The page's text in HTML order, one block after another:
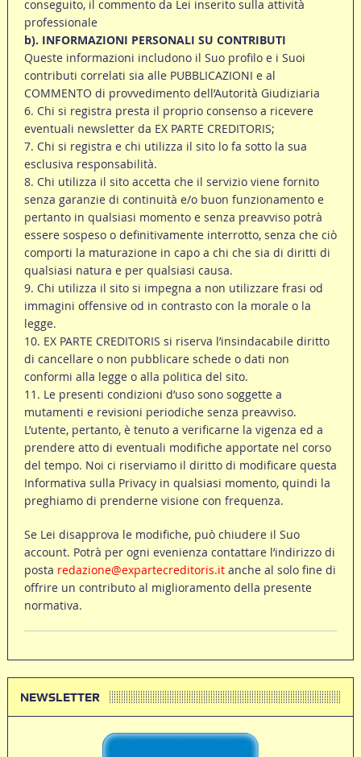
conseguito, il commento da Lei inserito sulla attività
professionale
b). INFORMAZIONI PERSONALI SU CONTRIBUTI
Queste informazioni includono il Suo profilo e i Suoi
contributi correlati sia alle PUBBLICAZIONI e al
COMMENTO di provvedimento dell’Autorità Giudiziaria
6. Chi si registra presta il proprio consenso a ricevere
eventuali newsletter da EX PARTE CREDITORIS;
7. Chi si registra e chi utilizza il sito lo fa sotto la sua
esclusiva responsabilità.
8. Chi utilizza il sito accetta che il servizio viene fornito
senza garanzie di continuità e/o buon funzionamento e
pertanto in qualsiasi momento e senza preavviso potrà
essere sospeso o definitivamente interrotto, senza che ciò
comporti la maturazione in capo a chi che sia di diritti di
qualsiasi natura e per qualsiasi causa.
9. Chi utilizza il sito si impegna a non utilizzare frasi od
immagini offensive od in contrasto con la morale o la
legge.
10. EX PARTE CREDITORIS si riserva l’insindacabile diritto
di cancellare o non pubblicare schede o dati non
conformi alla legge o alla politica del sito.
11. Le presenti condizioni d’uso sono soggette a
mutamenti e revisioni periodiche senza preavviso.
L’utente, pertanto, è tenuto a verificarne la vigenza ed a
prendere atto di eventuali modifiche apportate nel corso
del tempo. Noi ci riserviamo il diritto di modificare questa
Informativa sulla Privacy in qualsiasi momento, quindi la
preghiamo di prenderne visione con frequenza.
Se Lei disapprova le modifiche, può chiudere il Suo
account. Potrà per ogni evenienza contattare l’indirizzo di
posta redazione@expartecreditoris.itanche al solo fine di
offrire un contributo al miglioramento della presente
normativa.
NEWSLETTER